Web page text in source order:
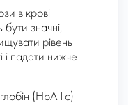
в крові
значні,
рівень
і падати нижче
(HbA1c)